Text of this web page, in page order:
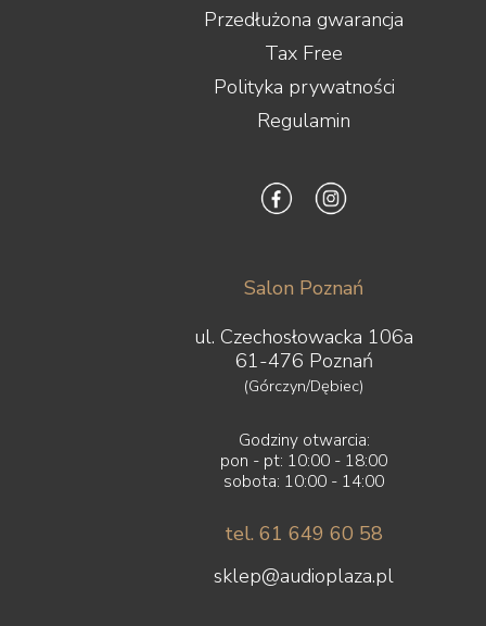
Przedłużona gwarancja
Tax Free
Polityka prywatności
Regulamin
Salon Poznań
ul. Czechosłowacka 106a
61-476 Poznań
(Górczyn/Dębiec)
Godziny otwarcia:
pon - pt: 10:00 - 18:00
sobota: 10:00 - 14:00
tel. 61 649 60 58
sklep@audioplaza.pl